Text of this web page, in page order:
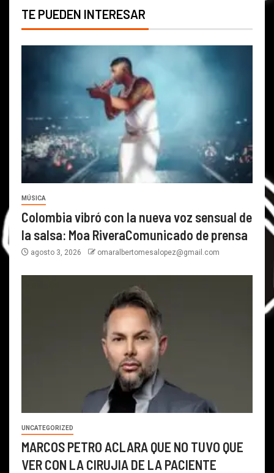
TE PUEDEN INTERESAR
MÚSICA
Colombia vibró con la nueva voz sensual de
la salsa: Moa RiveraComunicado de prensa
agosto 3, 2026 omaralbertomesalopez@gmail.com
UNCATEGORIZED
MARCOS PETRO ACLARA QUE NO TUVO QUE
VER CON LA CIRUJIA DE LA PACIENTE